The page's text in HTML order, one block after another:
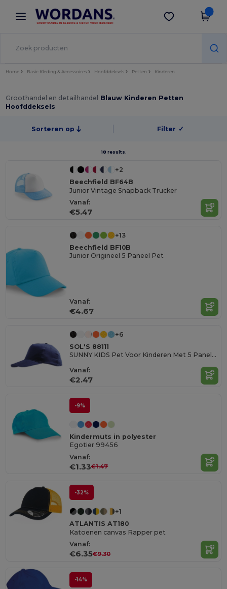
× Wordans-app
Betere prijzen in de app!
Download app
Home Basic Kleding & Accessoires Hoofddeksels Petten Kinderen
Groothandel en detailhandel Blauw Kinderen Petten
Hoofddeksels
Sorteren op Filter ✓
18 results.
+2
Beechfield BF64B
Junior Vintage Snapback Trucker
Vanaf:
€5.47
+13
Beechfield BF10B
Junior Origineel 5 Paneel Pet
Vanaf:
€4.67
+6
SOL'S 88111
SUNNY KIDS Pet Voor Kinderen Met 5 Panelen
Vanaf:
€2.47
-9%
Kindermuts in polyester
Egotier 99456
Vanaf:
€1.33€1.47
-32%
+1
ATLANTIS AT180
Katoenen canvas Rapper pet
Vanaf:
€6.35€9.30
-14%